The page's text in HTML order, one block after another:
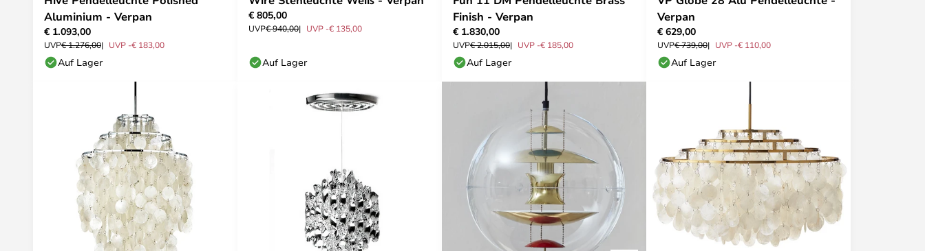
Aluminium - Verpan
€ 1.093,00
UVP€ 1.276,00 UVP -€ 183,00
Auf Lager
€ 805,00
UVP€ 940,00 UVP -€ 135,00
Auf Lager
Finish - Verpan
€ 1.830,00
UVP€ 2.015,00 UVP -€ 185,00
Auf Lager
Verpan
€ 629,00
UVP€ 739,00 UVP -€ 110,00
Auf Lager